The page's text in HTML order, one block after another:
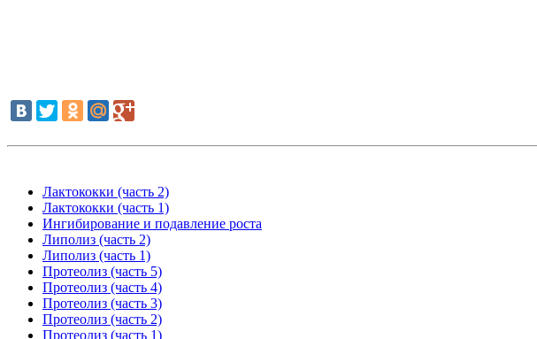
Лактококки (часть 2)
Лактококки (часть 1)
Ингибирование и подавление роста
Липолиз (часть 2)
Липолиз (часть 1)
Протеолиз (часть 5)
Протеолиз (часть 4)
Протеолиз (часть 3)
Протеолиз (часть 2)
Протеолиз (часть 1)